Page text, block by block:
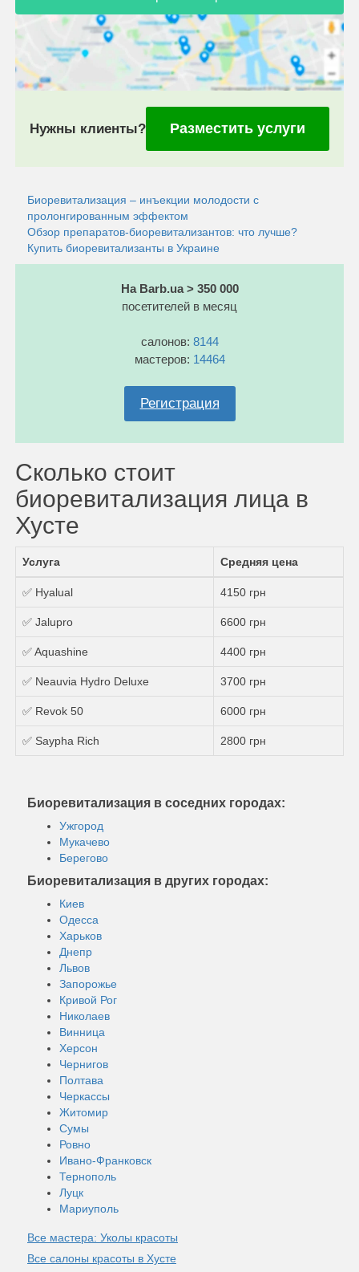
Нужны клиенты? Разместить услуги
Биоревитализация – инъекции молодости с
пролонгированным эффектом
Обзор препаратов-биоревитализантов: что лучше?
Купить биоревитализанты в Украине
На Barb.ua > 350 000
посетителей в месяц
салонов: 8144
мастеров: 14464
Регистрация
Сколько стоит
биоревитализация лица в
Хусте
Услуга Средняя цена
✅ Hyalual 4150 грн
✅ Jalupro 6600 грн
✅ Aquashine 4400 грн
✅ Neauvia Hydro Deluxe 3700 грн
✅ Revok 50 6000 грн
✅ Saypha Rich 2800 грн
Биоревитализация в соседних городах:
Ужгород
Мукачево
Берегово
Биоревитализация в других городах:
Киев
Одесса
Харьков
Днепр
Львов
Запорожье
Кривой Рог
Николаев
Винница
Херсон
Чернигов
Полтава
Черкассы
Житомир
Сумы
Ровно
Ивано-Франковск
Тернополь
Луцк
Мариуполь
Все мастера: Уколы красоты
Все салоны красоты в Хусте